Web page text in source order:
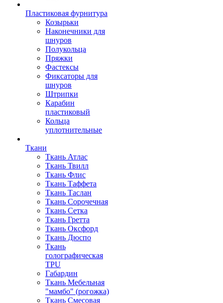
Пластиковая фурнитура
Козырьки
Наконечники для
шнуров
Полукольца
Пряжки
Фастексы
Фиксаторы для
шнуров
Штрипки
Карабин
пластиковый
Кольца
уплотнительные
Ткани
Ткань Атлас
Ткань Твилл
Ткань Флис
Ткань Таффета
Ткань Таслан
Ткань Сорочечная
Ткань Сетка
Ткань Гретта
Ткань Оксфорд
Ткань Дюспо
Ткань
голографическая
TPU
Габардин
Ткань Мебельная
"мамбо" (рогожка)
Ткань Смесовая